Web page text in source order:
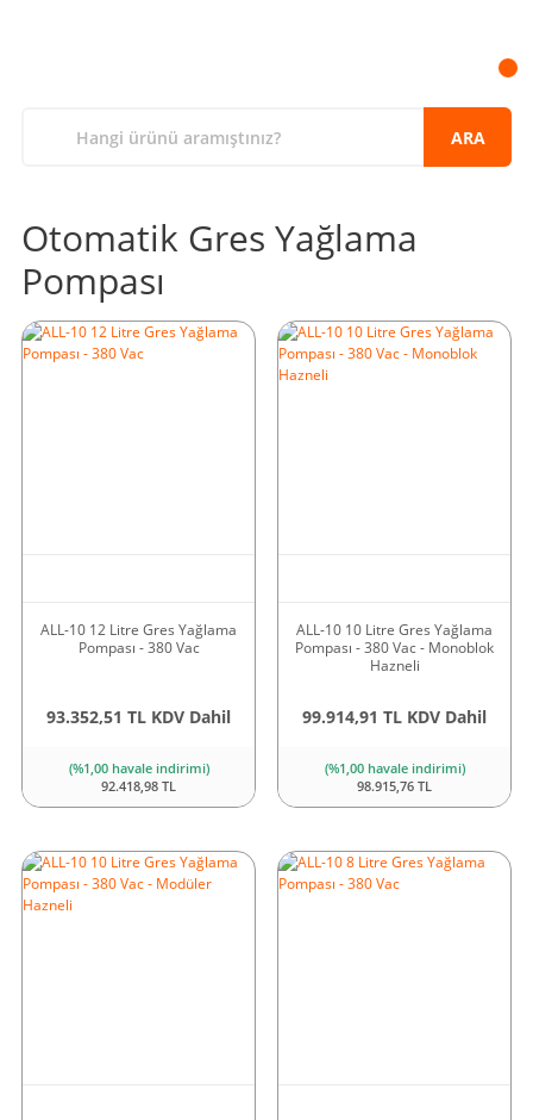
ARA
Otomatik Gres Yağlama
Pompası
ALL-10 12 Litre Gres Yağlama
Pompası - 380 Vac
93.352,51 TL KDV Dahil
(%1,00 havale indirimi)
92.418,98 TL
ALL-10 10 Litre Gres Yağlama
Pompası - 380 Vac - Monoblok
Hazneli
99.914,91 TL KDV Dahil
(%1,00 havale indirimi)
98.915,76 TL